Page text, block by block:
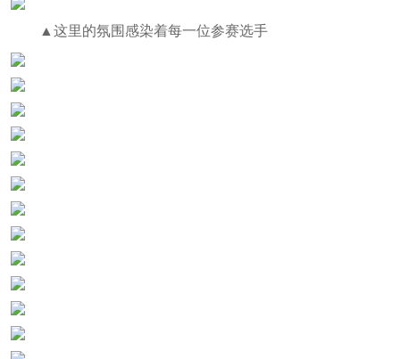
▲这里的氛围感染着每一位参赛选手